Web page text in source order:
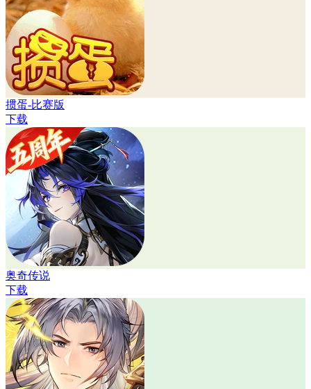
掼蛋-比赛版
下载
奥奇传说
下载